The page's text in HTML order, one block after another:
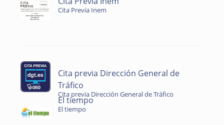
Cita Previa Inem
Cita previa Dirección General de
Tráfico
Cita previa Dirección General de Tráfico
El tiempo
El tiempo